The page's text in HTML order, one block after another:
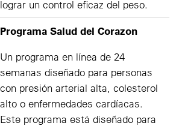
lograr un control eficaz del peso.
Programa Salud del Corazon
Un programa en línea de 24
semanas diseñado para personas
con presión arterial alta, colesterol
alto o enfermedades cardíacas.
Este programa está diseñado para